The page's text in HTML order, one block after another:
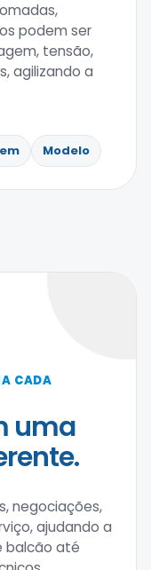
podem ser
tensão,
agilizando a
Modelo
CADA
uma
negociações,
ajudando a
balcão até